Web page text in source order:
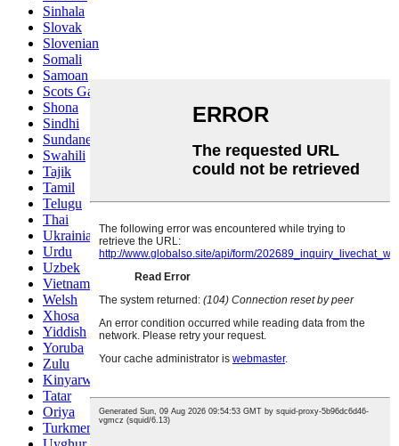
Sinhala
Slovak
Slovenian
Somali
Samoan
Scots Gaelic
Shona
Sindhi
Sundanese
Swahili
Tajik
Tamil
Telugu
Thai
Ukrainian
Urdu
Uzbek
Vietnamese
Welsh
Xhosa
Yiddish
Yoruba
Zulu
Kinyarwanda
Tatar
Oriya
Turkmen